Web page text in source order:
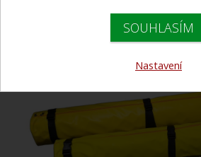
SOUHLASÍM
Nastavení